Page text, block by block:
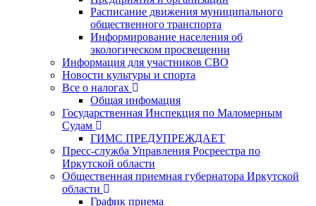
Расписание движения муниципального
общественного транспорта
Информирование населения об
экологическом просвещении
Информация для участников СВО
Новости культуры и спорта
Все о налогах
Общая инфомация
Государственная Инспекция по Маломерным
Судам
ГИМС ПРЕДУПРЕЖДАЕТ
Пресс-служба Управления Росреестра по
Иркутской области
Общественная приемная губернатора Иркутской
области
График приема